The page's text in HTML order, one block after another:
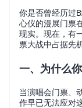
你是否曾经历过
心仪的漫展门票
现实。现在，有
票大战中占据先机
一、为什么
当演唱会门票、
作早已无法应对